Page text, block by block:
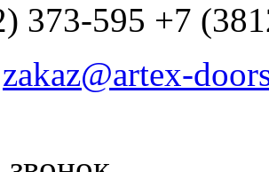
373-595 +7
zakaz@artex-